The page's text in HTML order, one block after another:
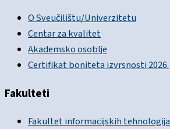
O Sveučilištu/Univerzitetu
Centar za kvalitet
Akademsko osoblje
Certifikat boniteta izvrsnosti 2026.
Fakulteti
Fakultet informacijskih tehnologija